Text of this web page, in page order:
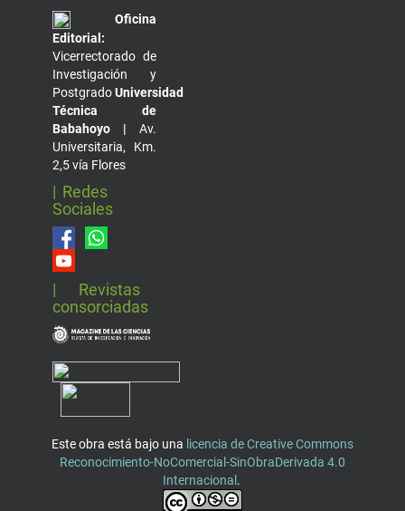
Oficina
Editorial:
Vicerrectorado de
Investigación y
PostgradoUniversidad
Técnica de
Babahoyo | Av.
Universitaria, Km.
2,5 vía Flores
| Redes
Sociales
| Revistas
consorciadas
Este obra está bajo una licencia de Creative Commons
Reconocimiento-NoComercial-SinObraDerivada 4.0
Internacional .